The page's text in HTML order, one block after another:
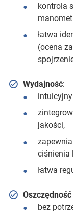
kontrola
łatwa
(ocena
Wydajność:
jakości,
ciśnienia
łatwa
bez